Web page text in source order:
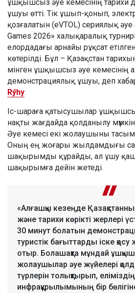
ұшқышсыз әуе кемесінің тарихи
ұшуы өтті. Тік ұшып-қонып,
қозғалатын (eVTOL) сериялық
Games 2026» халықаралық
елордадағы арнайы рұқсат
көтерілді. Бұл – Қазақстан
мінген ұшқышсыз әуе кемесінің
демонстрациялық ұшуы, деп
Rýhy.
Іс-шараға қатысушылар
нақты жағдайда қолданылу
Әуе кемесі екі жолаушыны
Оның ең жоғары жылдамдығы
шақырымды құрайды, ал ұшу
шақырымға дейін жетеді.
«Алғашқы кезеңде
және тарихи көрікті жерлері
30 минут болатын
туристік бағыттарды іске
отыр. Болашақта мұндай
жолаушылар әуе жүйелері
түрлерін толықтырып,
инфрақұрылымының бір